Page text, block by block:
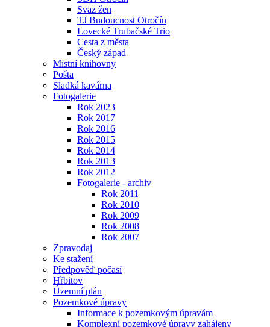
Svaz žen
TJ Budoucnost Otročín
Lovecké Trubačské Trio
Cesta z města
Český západ
Místní knihovny
Pošta
Sladká kavárna
Fotogalerie
Rok 2023
Rok 2017
Rok 2016
Rok 2015
Rok 2014
Rok 2013
Rok 2012
Fotogalerie - archiv
Rok 2011
Rok 2010
Rok 2009
Rok 2008
Rok 2007
Zpravodaj
Ke stažení
Předpověď počasí
Hřbitov
Územní plán
Pozemkové úpravy
Informace k pozemkovým úpravám
Komplexní pozemkové úpravy zahájeny